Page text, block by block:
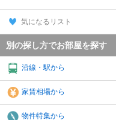
気になるリスト
別の探し方でお部屋を探す
沿線・駅から
家賃相場から
物件特集から